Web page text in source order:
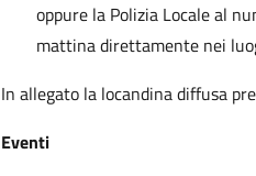
oppure la Polizia Locale al
mattina direttamente nei
In allegato la locandina diffusa
Eventi